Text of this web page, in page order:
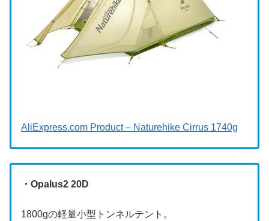
AliExpress.com Product – Naturehike Cirrus 1740g
・Opalus2 20D
1800gの軽量小型トンネルテント。